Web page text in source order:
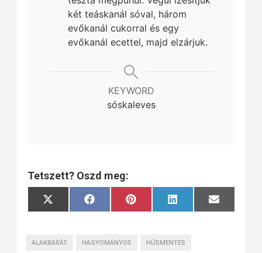
két teáskanál sóval, három
evőkanál cukorral és egy
evőkanál ecettel, majd elzárjuk.
KEYWORD
sóskaleves
Tetszett? Oszd meg:
Share
on
X
(Twitter)
Share
on
Facebook Share
on
Pinterest
Share
on
LinkedIn
Share
on
Email
ALAKBARÁT HAGYOMÁNYOS HÚSMENTES